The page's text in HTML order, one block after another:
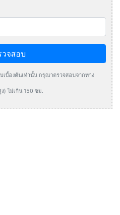
วจสอบ
เบื้องต้นเท่านั้น กรุณาตรวจสอบจากทาง
) ไม่เกิน 150 ซม.